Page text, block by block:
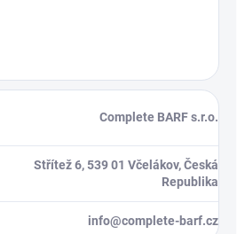
Complete BARF s.r.o.
Střítež 6, 539 01 Včelákov, Česká
Republika
info@complete-barf.cz